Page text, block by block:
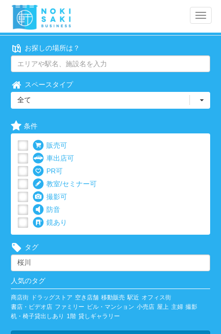
Toggle
お探しの場所は？
スペースタイプ
全て
条件
販売可
車出店可
PR可
教室/セミナー可
撮影可
防音
鏡あり
タグ
人気のタグ
商店街 ドラッグストア 空き店舗 移動販売 駅近 オフィス街
書店・ビデオ店 ファミリー ビル・マンション 小売店 屋上 主婦 撮影
机・椅子貸出しあり
1階 貸しギャラリー